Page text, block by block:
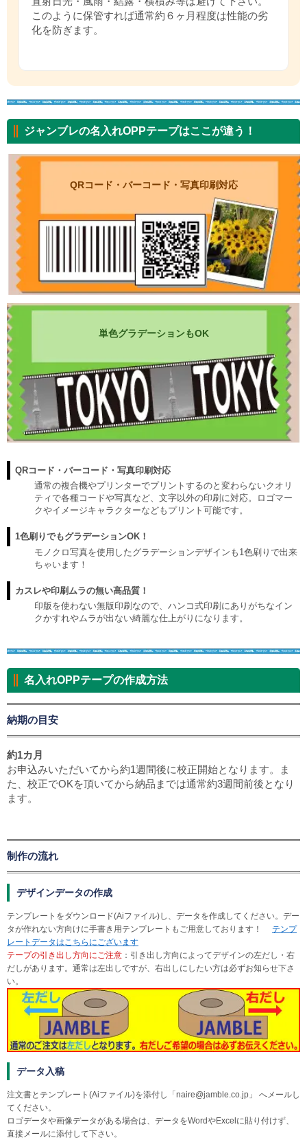
このように保管すれば通常約６ヶ月程度は性能の劣
化を防ぎます。
ジャンブレの名入れOPPテープはここが違う！
QRコード・バーコード・写真印刷対応
単色グラデーションもOK
QRコード・バーコード・写真印刷対応
通常の複合機やプリンターでプリントするのと変わらないクオリ
ティで各種コードや写真など、文字以外の印刷に対応。ロゴマー
クやイメージキャラクターなどもプリント可能です。
1色刷りでもグラデーションOK！
モノクロ写真を使用したグラデーションデザインも1色刷りで出来
ちゃいます！
カスレや印刷ムラの無い高品質！
印版を使わない無版印刷なので、ハンコ式印刷にありがちなイン
クかすれやムラが出ない綺麗な仕上がりになります。
名入れOPPテープの作成方法
納期の目安
約1カ月
お申込みいただいてから約1週間後に校正開始となります。ま
た、校正でOKを頂いてから納品までは通常約3週間前後となり
ます。
制作の流れ
デザインデータの作成
テンプレートをダウンロード(Aiファイル)し、データを作成してください。デー
タが作れない方向けに手書き用テンプレートもご用意しております！ テンプ
レートデータはこちらにございます
テープの引き出し方向にご注意 ：引き出し方向によってデザインの左だし・右
だしがあります。通常は左出しですが、右出しにしたい方は必ずお知らせ下さ
い。
データ入稿
注文書とテンプレート(Aiファイル)を添付し「naire@jamble.co.jp」 へメールし
てください。
ロゴデータや画像データがある場合は、データをWordやExcelに貼り付けず、
直接メールに添付して下さい。